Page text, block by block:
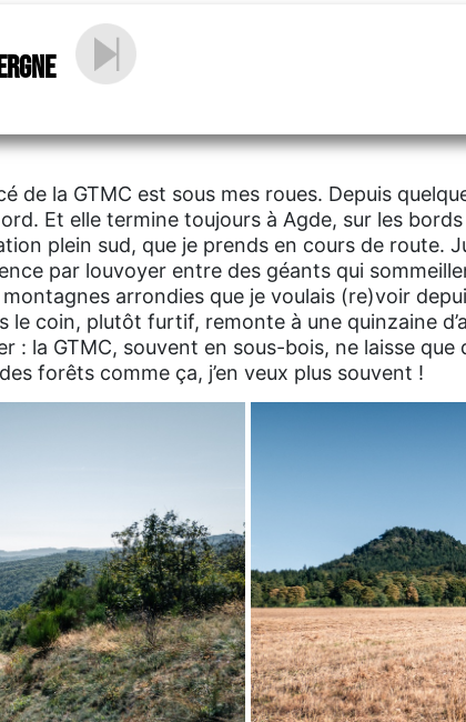
de la GTMC est sous mes roues. Depuis
Et elle termine toujours à Agde, sur les bords
plein sud, que je prends en cours de route.
par louvoyer entre des géants qui
arrondies que je voulais (re)voir
le coin, plutôt furtif, remonte à une quinzaine
: la GTMC, souvent en sous-bois, ne laisse
forêts comme ça, j’en veux plus souvent !